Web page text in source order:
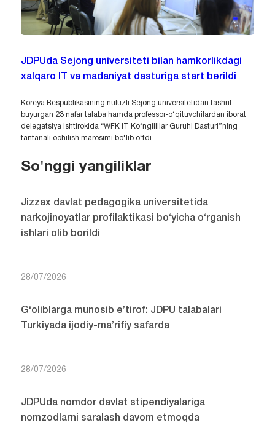
JDPUda Sejong universiteti bilan hamkorlikdagi
xalqaro IT va madaniyat dasturiga start berildi
Koreya Respublikasining nufuzli Sejong universitetidan tashrif
buyurgan 23 nafar talaba hamda professor-o‘qituvchilardan iborat
delegatsiya ishtirokida “WFK IT Ko‘ngillilar Guruhi Dasturi”ning
tantanali ochilish marosimi bo‘lib o‘tdi.
So'nggi yangiliklar
Jizzax davlat pedagogika universitetida
narkojinoyatlar profilaktikasi bo‘yicha o‘rganish
ishlari olib borildi
28/07/2026
G‘oliblarga munosib e’tirof: JDPU talabalari
Turkiyada ijodiy-ma’rifiy safarda
28/07/2026
JDPUda nomdor davlat stipendiyalariga
nomzodlarni saralash davom etmoqda